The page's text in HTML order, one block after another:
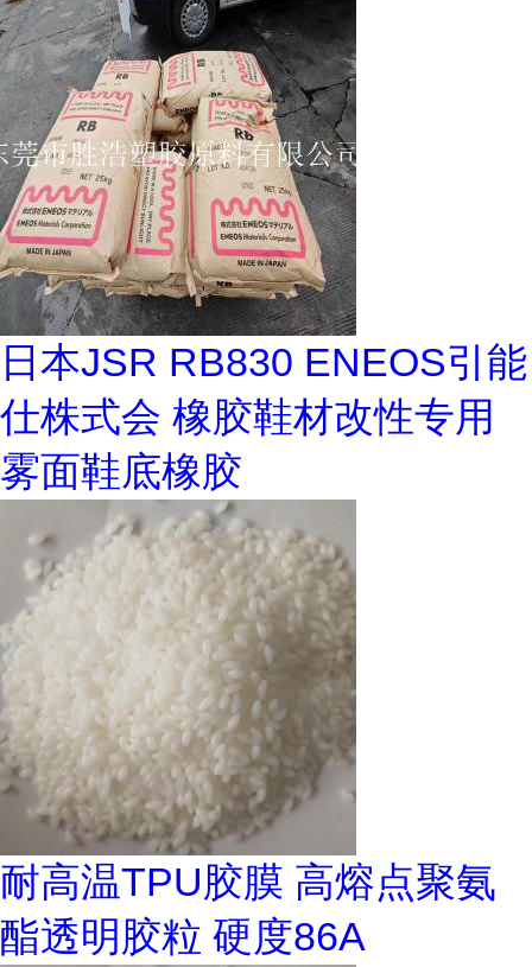
日本JSR RB830 ENEOS引能
仕株式会 橡胶鞋材改性专用
雾面鞋底橡胶
耐高温TPU胶膜 高熔点聚氨
酯透明胶粒 硬度86A